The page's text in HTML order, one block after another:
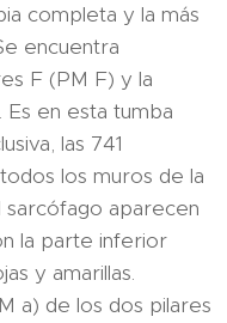
completa y la más
encuentra
F (PM F) y la
en esta tumba
las 741
los muros de la
sarcófago aparecen
la parte inferior
y amarillas.
a) de los dos pilares